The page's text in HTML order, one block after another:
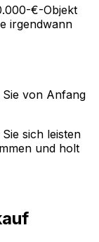
€-Objekt
irgendwann
von Anfang
sich leisten
und holt